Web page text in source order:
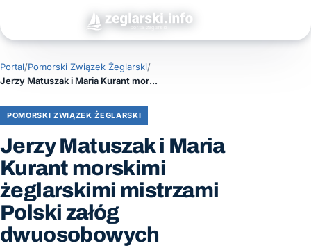
Portal/Pomorski Związek Żeglarski/
Jerzy Matuszak i Maria Kurant morskimi żeglarskimi mistrzami Polski załóg dwuosobowych
POMORSKI ZWIĄZEK ŻEGLARSKI
Jerzy Matuszak i Maria
Kurant morskimi
żeglarskimi mistrzami
Polski załóg
dwuosobowych